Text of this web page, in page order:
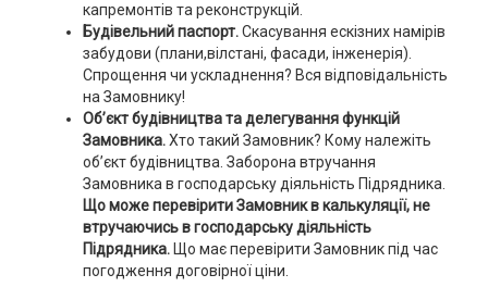
капремонтів та реконструкцій.
Будівельний паспорт.Скасування ескізних намірів
забудови (плани,вілстані, фасади, інженерія).
Спрощення чи ускладнення? Вся відповідальність
на Замовнику!
Об’єкт будівництва та делегування функцій
Замовника.Хто такий Замовник? Кому належіть
об’єкт будівництва. Заборона втручання
Замовника в господарську діяльність Підрядника.
Що може перевірити Замовник в калькуляції, не
втручаючись в господарську діяльність
Підрядника.Що має перевірити Замовник під час
погодження договірної ціни.